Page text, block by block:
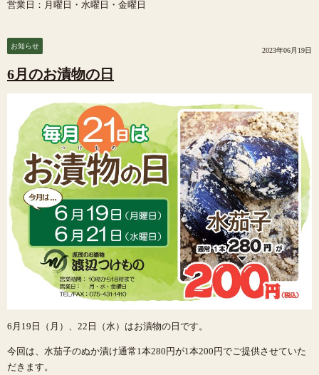
営業日：月曜日・水曜日・金曜日
お知らせ
2023年06月19日
6月のお漬物の日
6月19日（月）、22日（水）はお漬物の日です。
今回は、水茄子のぬか漬け通常1本280円が1本200円でご提供させていた
だきます。